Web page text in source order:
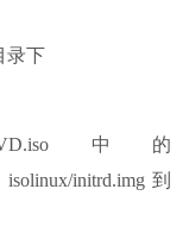
录下
中的
initrd.img 到